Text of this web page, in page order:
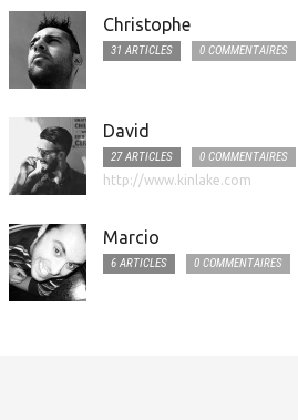
Christophe
31 ARTICLES 0 COMMENTAIRES
David
27 ARTICLES
0 COMMENTAIRES
http://www.kinlake.com
Marcio
6 ARTICLES 0 COMMENTAIRES